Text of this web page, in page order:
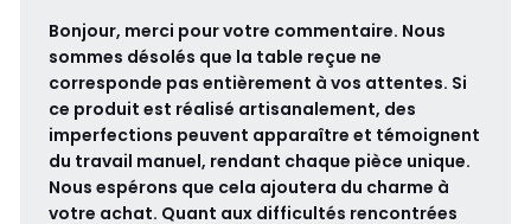
Bonjour, merci pour votre commentaire. Nous
sommes désolés que la table reçue ne
corresponde pas entièrement à vos attentes. Si
ce produit est réalisé artisanalement, des
imperfections peuvent apparaître et témoignent
du travail manuel, rendant chaque pièce unique.
Nous espérons que cela ajoutera du charme à
votre achat. Quant aux difficultés rencontrées